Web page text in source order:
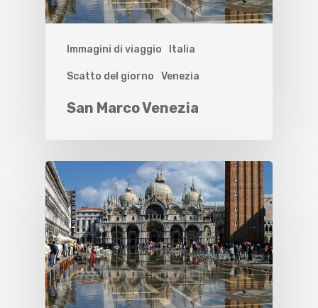
Immagini di viaggio Italia
Scatto del giorno Venezia
San Marco Venezia